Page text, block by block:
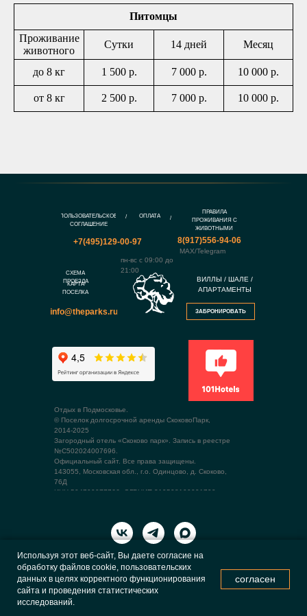
Используя этот веб-сайт, Вы даете согласие на
обработку файлов cookie, пользовательских
данных в целях корректного функционирования
сайта и проведения статистических
исследований.
согласен
Питомцы
Проживание
животного
Сутки 14 дней Месяц
до 8 кг 1 500 р. 7 000 р. 10 000 р.
от 8 кг 2 500 р. 7 000 р. 10 000 р.
Отдых в Подмосковье.
© Поселок долгосрочной аренды СкоковоПарк,
2014-2025
Загородный отель «Скоково парк». Запись в реестре
№С502024007696.
Официальный сайт. Все права защищены.
143055, Московская обл., г.о. Одинцово, д. Скоково,
76Д
ИНН 504709077766, ОГРНИП 319508100091799
пн-вс с 09:00 до
21:00
ЗАБРОНИРОВАТЬ
ВИЛЛЫ / ШАЛЕ /
АПАРТАМЕНТЫ
MAX/Telegram
8(917)556-94-06
+7(495)129-00-97
КАРТА
ПОСЕЛКА
СХЕМА
ПРОЕЗДА
ОПЛАТА
/
ПРАВИЛА
ПРОЖИВАНИЯ С
ЖИВОТНЫМИ
/
ПОЛЬЗОВАТЕЛЬСКОЕ
СОГЛАШЕНИЕ
info@theparks.ru